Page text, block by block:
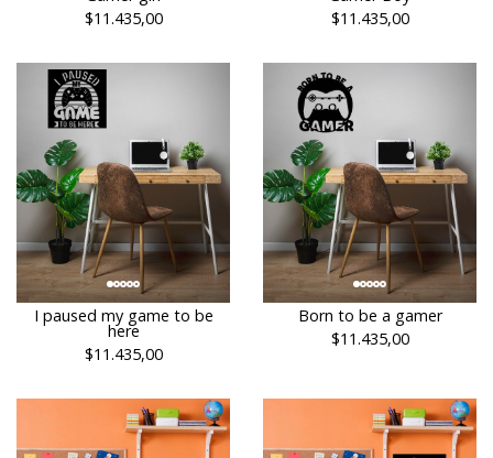
$11.435,00
$11.435,00
I paused my game to be
here
$11.435,00
Born to be a gamer
$11.435,00